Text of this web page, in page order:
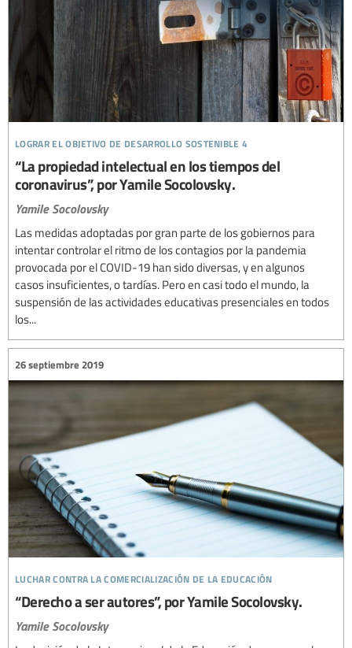
lograr el objetivo de desarrollo sostenible 4
“La propiedad intelectual en los tiempos del
coronavirus”, por Yamile Socolovsky.
Yamile Socolovsky
Las medidas adoptadas por gran parte de los gobiernos para
intentar controlar el ritmo de los contagios por la pandemia
provocada por el COVID-19 han sido diversas, y en algunos
casos insuficientes, o tardías. Pero en casi todo el mundo, la
suspensión de las actividades educativas presenciales en todos
los...
luchar contra la comercialización de la educación
26 septiembre 2019
“Derecho a ser autores”, por Yamile Socolovsky.
Yamile Socolovsky